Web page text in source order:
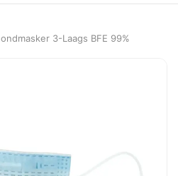
3-Laags BFE 99%